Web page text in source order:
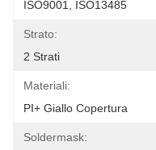
ISO9001, ISO13485
Strato:
2 Strati
Materiali:
PI+ Giallo Copertura
Soldermask: